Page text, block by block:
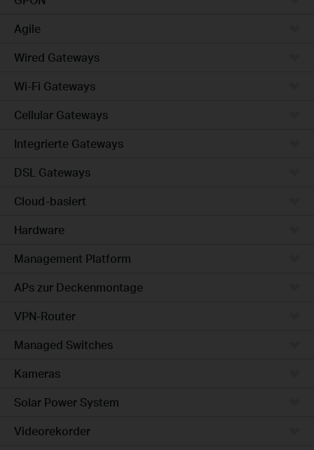
Agile
Wired Gateways
Wi-Fi Gateways
Cellular Gateways
Integrierte Gateways
DSL Gateways
Cloud-basiert
Hardware
Management Platform
APs zur Deckenmontage
VPN-Router
Managed Switches
Kameras
Solar Power System
Videorekorder